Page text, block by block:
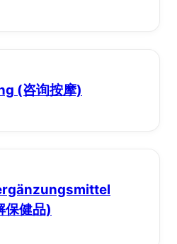
(咨询按摩)
保健品)